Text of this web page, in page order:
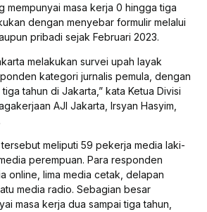
mempunyai masa kerja 0 hingga tiga
dengan menyebar formulir melalui
pribadi sejak Februari 2023.
melakukan survei upah layak
kategori jurnalis pemula, dengan
tahun di Jakarta,” kata Ketua Divisi
AJI Jakarta, Irsyan Hasyim,
meliputi 59 pekerja media laki-
perempuan. Para responden
online, lima media cetak, delapan
media radio. Sebagian besar
masa kerja dua sampai tiga tahun,